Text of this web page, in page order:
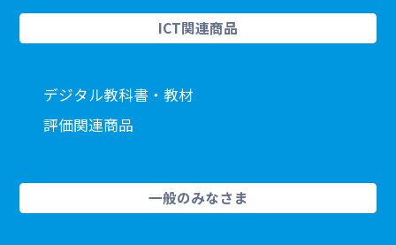
ICT関連商品
デジタル教科書・教材
評価関連商品
一般のみなさま